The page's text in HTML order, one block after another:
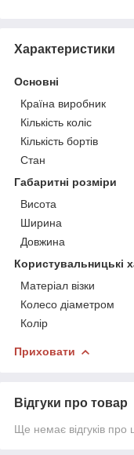
Характеристики
Основні
Країна виробник
Кількість коліс
Кількість бортів
Стан
Габаритні розміри
Висота
Ширина
Довжина
Користувальницькі
Матеріал візки
Колесо діаметром
Колір
Приховати
Відгуки про товар
Ще немає відгуків про